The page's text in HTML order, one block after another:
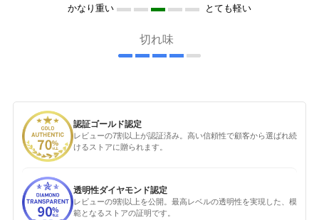
かなり重い とても軽い
切れ味
認証ゴールド認定
レビューの7割以上が認証済み。高い信頼性で顧客から選ばれ続
けるストアに贈られます。
透明性ダイヤモンド認定
レビューの9割以上を公開。最高レベルの透明性を実現した、模
範となるストアの証明です。